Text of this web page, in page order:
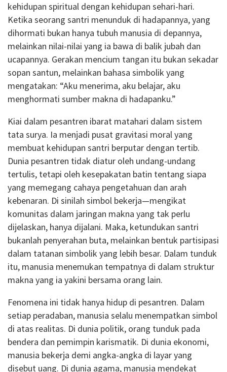
kehidupan spiritual dengan kehidupan sehari-hari.
Ketika seorang santri menunduk di hadapannya, yang
dihormati bukan hanya tubuh manusia di depannya,
melainkan nilai-nilai yang ia bawa di balik jubah dan
ucapannya. Gerakan mencium tangan itu bukan sekadar
sopan santun, melainkan bahasa simbolik yang
mengatakan: “Aku menerima, aku belajar, aku
menghormati sumber makna di hadapanku.”
Kiai dalam pesantren ibarat matahari dalam sistem
tata surya. Ia menjadi pusat gravitasi moral yang
membuat kehidupan santri berputar dengan tertib.
Dunia pesantren tidak diatur oleh undang-undang
tertulis, tetapi oleh kesepakatan batin tentang siapa
yang memegang cahaya pengetahuan dan arah
kebenaran. Di sinilah simbol bekerja—mengikat
komunitas dalam jaringan makna yang tak perlu
dijelaskan, hanya dijalani. Maka, ketundukan santri
bukanlah penyerahan buta, melainkan bentuk partisipasi
dalam tatanan simbolik yang lebih besar. Dalam tunduk
itu, manusia menemukan tempatnya di dalam struktur
makna yang ia yakini bersama orang lain.
Fenomena ini tidak hanya hidup di pesantren. Dalam
setiap peradaban, manusia selalu menempatkan simbol
di atas realitas. Di dunia politik, orang tunduk pada
bendera dan pemimpin karismatik. Di dunia ekonomi,
manusia bekerja demi angka-angka di layar yang
disebut uang. Di dunia agama, manusia mendekat